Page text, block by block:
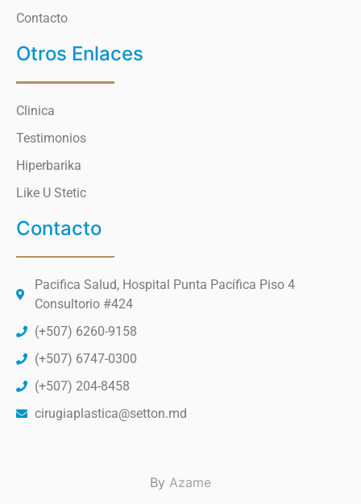
Contacto
Otros Enlaces
Clinica
Testimonios
Hiperbarika
Like U Stetic
Contacto
Pacifica Salud, Hospital Punta Pacífica Piso 4
Consultorio #424
(+507) 6260-9158
(+507) 6747-0300
(+507) 204-8458
cirugiaplastica@setton.md
By Azame